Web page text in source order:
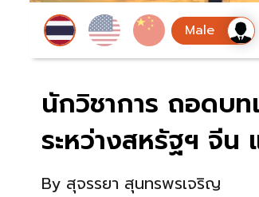
นักวิชาการ ถอดบท
ระหว่างสหรัฐฯ จีน
By สุจรรยา สุนทรพรเจริญ